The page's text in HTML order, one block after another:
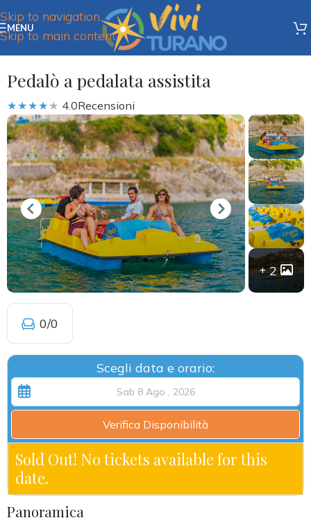
Skip to navigation
Skip to main content
MENU
Pedalò a pedalata assistita
4.0Recensioni
2
0/0
Scegli data e orario:
Verifica Disponibilità
Sold Out! No tickets available for this
date.
Panoramica